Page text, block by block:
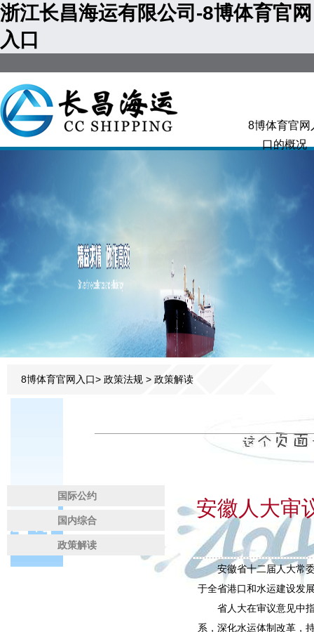
浙江长昌海运有限公司-8博体育官网
入口
8博体育官网
口的概况
8博体育官网入口> 政策法规 > 政策解读
国际公约
国内综合
政策解读
安徽人大审
安徽省十二届人大常委
于全省港口和水运建设发
省人大在审议意见中指
系，深化水运体制改革，